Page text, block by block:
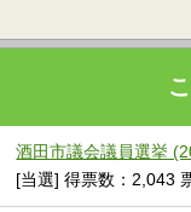
酒田市議会議員選挙
[当選] 得票数：2,043